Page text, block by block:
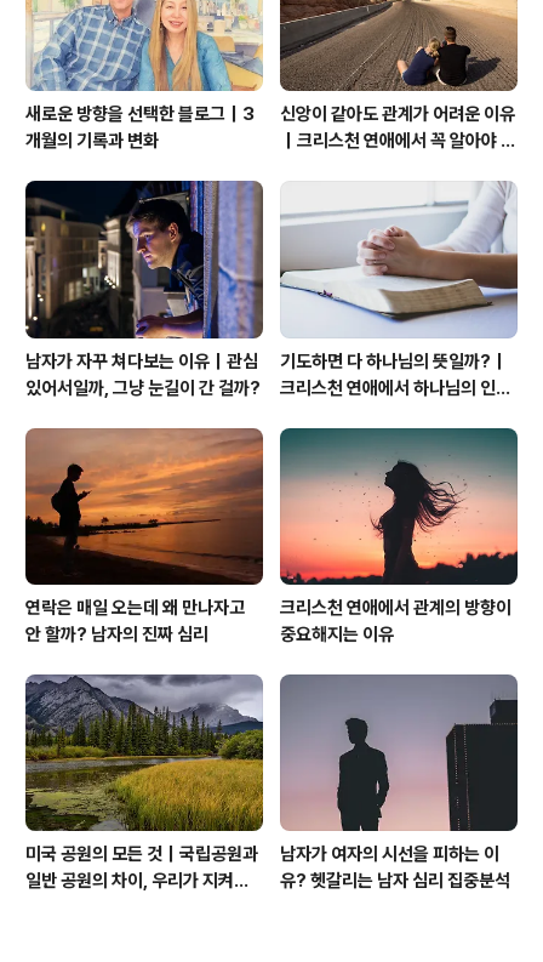
다. 그러면 끝까..
새로운 방향을 선택한 블로그｜3
개월의 기록과 변화
신앙이 같아도 관계가 어려운 이유
｜크리스천 연애에서 꼭 알아야 할
남자가 자꾸 쳐다보는 이유｜관심
있어서일까, 그냥 눈길이 간 걸까?
기도하면 다 하나님의 뜻일까?｜
크리스천 연애에서 하나님의 인도
연락은 매일 오는데 왜 만나자고
안 할까? 남자의 진짜 심리
크리스천 연애에서 관계의 방향이
중요해지는 이유
미국 공원의 모든 것｜국립공원과
일반 공원의 차이, 우리가 지켜야
남자가 여자의 시선을 피하는 이
유? 헷갈리는 남자 심리 집중분석